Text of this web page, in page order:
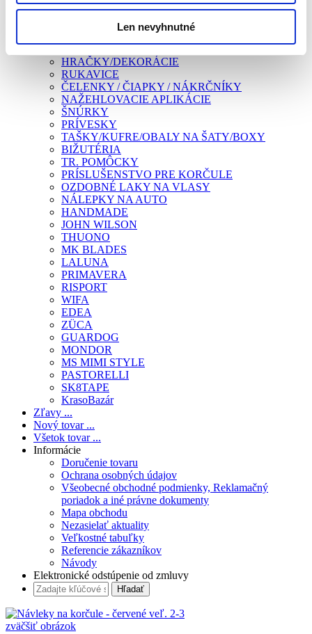
Len nevyhnutné
CHRÁNIČE LÁTKOVÉ - ZVIERATKÁ
CHRÁNIČE PLASTOVÉ
HRAČKY/DEKORÁCIE
RUKAVICE
ČELENKY / ČIAPKY / NÁKRČNÍKY
NAŽEHLOVACIE APLIKÁCIE
ŠNÚRKY
PRÍVESKY
TAŠKY/KUFRE/OBALY NA ŠATY/BOXY
BIŽUTÉRIA
TR. POMÔCKY
PRÍSLUŠENSTVO PRE KORČULE
OZDOBNÉ LAKY NA VLASY
NÁLEPKY NA AUTO
HANDMADE
JOHN WILSON
THUONO
MK BLADES
LALUNA
PRIMAVERA
RISPORT
WIFA
EDEA
ZÜCA
GUARDOG
MONDOR
MS MIMI STYLE
PASTORELLI
SK8TAPE
KrasoBazár
Zľavy ...
Nový tovar ...
Všetok tovar ...
Informácie
Doručenie tovaru
Ochrana osobných údajov
Všeobecné obchodné podmienky, Reklamačný
poriadok a iné právne dokumenty
Mapa obchodu
Nezasielať aktuality
Veľkostné tabuľky
Referencie zákazníkov
Návody
Elektronické odstúpenie od zmluvy
zväčšiť obrázok